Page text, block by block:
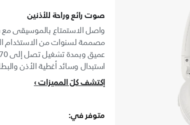
صوت رائع وراحة للأذنين
واصل الاستمتاع بالموسيقى
مصممة لسنوات من الاستخدام
استبدال وسائد أغطية الأذن
إكتشف كلّ المميزات
متوفر في: